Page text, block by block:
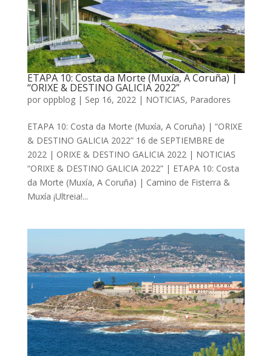
ETAPA 10: Costa da Morte (Muxía, A Coruña) |
“ORIXE & DESTINO GALICIA 2022”
por oppblog| Sep 16, 2022| NOTICIAS, Paradores
ETAPA 10: Costa da Morte (Muxía, A Coruña) | “ORIXE
& DESTINO GALICIA 2022” 16 de SEPTIEMBRE de
2022 | ORIXE & DESTINO GALICIA 2022 | NOTICIAS
“ORIXE & DESTINO GALICIA 2022” | ETAPA 10: Costa
da Morte (Muxía, A Coruña) | Camino de Fisterra &
Muxía ¡Ultreia!...